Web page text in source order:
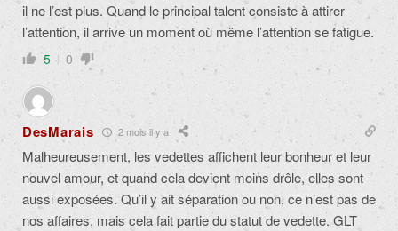
il ne l’est plus. Quand le principal talent consiste à attirer
l’attention, il arrive un moment où même l’attention se fatigue.
5 0
DesMarais 2 mois il y a
Malheureusement, les vedettes affichent leur bonheur et leur
nouvel amour, et quand cela devient moins drôle, elles sont
aussi exposées. Qu’il y ait séparation ou non, ce n’est pas de
nos affaires, mais cela fait partie du statut de vedette. GLT